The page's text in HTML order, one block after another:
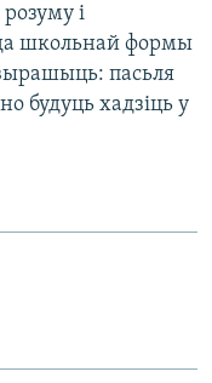
і
школьнай формы
пасьля
будуць хадзіць у